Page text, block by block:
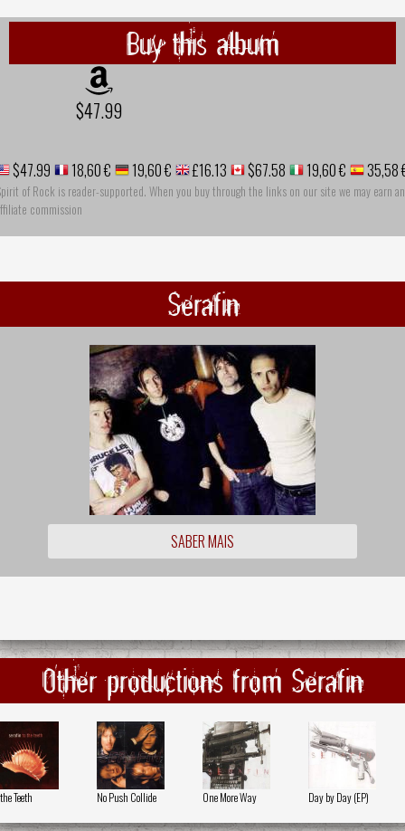
Buy this album
$47.99
$47.99 18,60 € 19,60 € £16.13 $67.58 19,60 € 35,58
of Rock is reader-supported. When you buy through the links on our site we may earn an
commission
Serafin
SABER MAIS
Other productions from Serafin
Teeth No Push Collide One More Way Day by Day (EP)